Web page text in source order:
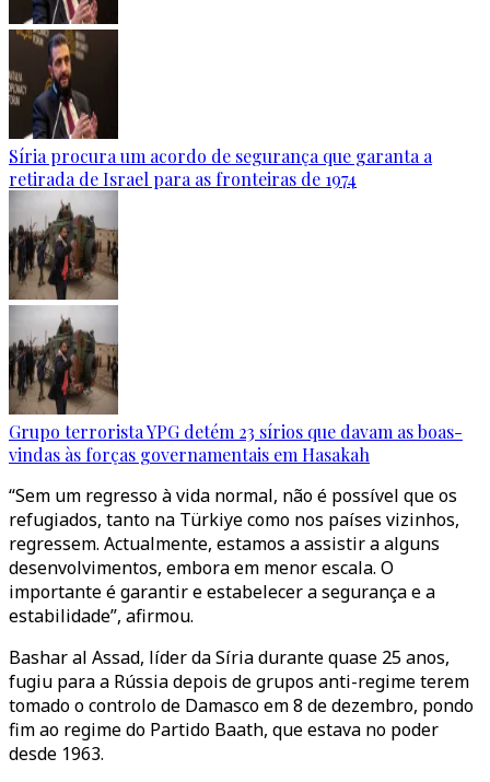
Síria procura um acordo de segurança que garanta a
retirada de Israel para as fronteiras de 1974
Grupo terrorista YPG detém 23 sírios que davam as boas-
vindas às forças governamentais em Hasakah
“Sem um regresso à vida normal, não é possível que os
refugiados, tanto na Türkiye como nos países vizinhos,
regressem. Actualmente, estamos a assistir a alguns
desenvolvimentos, embora em menor escala. O
importante é garantir e estabelecer a segurança e a
estabilidade”, afirmou.
Bashar al Assad, líder da Síria durante quase 25 anos,
fugiu para a Rússia depois de grupos anti-regime terem
tomado o controlo de Damasco em 8 de dezembro, pondo
fim ao regime do Partido Baath, que estava no poder
desde 1963.